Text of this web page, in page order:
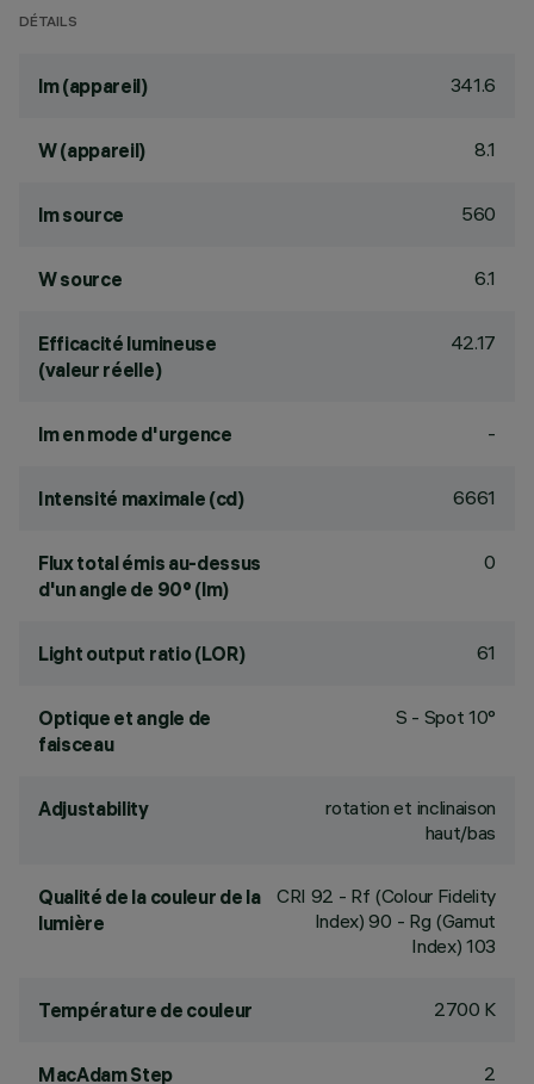
DÉTAILS
lm (appareil) 341.6
W (appareil) 8.1
lm source 560
W source 6.1
Efficacité lumineuse
(valeur réelle)
42.17
lm en mode d'urgence -
Intensité maximale (cd) 6661
Flux total émis au-dessus
d'un angle de 90° (lm)
0
Light output ratio (LOR) 61
Optique et angle de
faisceau
S - Spot 10°
Adjustability
rotation et inclinaison
haut/bas
Qualité de la couleur de la
lumière
CRI 92 - Rf (Colour Fidelity
Index) 90 - Rg (Gamut
Index) 103
Température de couleur 2700 K
MacAdam Step 2